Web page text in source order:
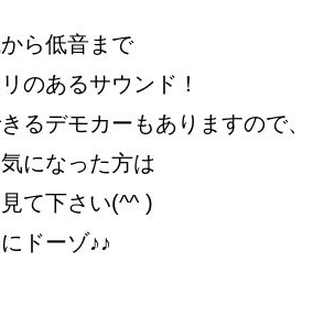
ら低音まで
のあるサウンド！
るデモカーもありますので、
になった方は
て下さい(^^ )ゞ
ドーゾ♪♪